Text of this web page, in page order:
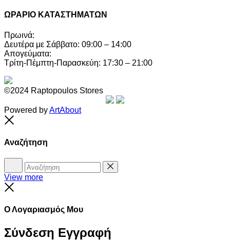
ΩΡΑΡΙΟ ΚΑΤΑΣΤΗΜΑΤΩΝ
Πρωινά:
Δευτέρα με Σάββατο: 09:00 – 14:00
Απογεύματα:
Τρίτη-Πέμπτη-Παρασκεύη: 17:30 – 21:00
©2024 Raptopoulos Stores
Powered byArtAbout
Αναζήτηση
Αναζήτηση Reset
View more
Ο Λογαριασμός Μου
Σύνδεση Εγγραφή